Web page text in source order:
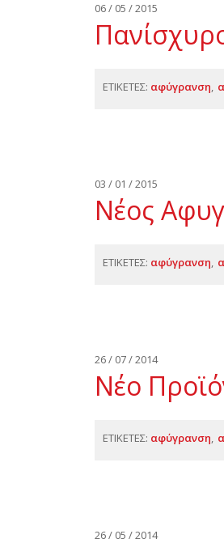
06 / 05 / 2015
ΕΤΙΚΕΤΕΣ: αφύγρανση
03 / 01 / 2015
Νέος
ΕΤΙΚΕΤΕΣ: αφύγρανση
26 / 07 / 2014
Νέο
ΕΤΙΚΕΤΕΣ: αφύγρανση
26 / 05 / 2014